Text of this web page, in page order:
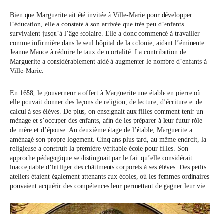
Bien que Marguerite ait été invitée à Ville-Marie pour développer
l’éducation, elle a constaté à son arrivée que très peu d’enfants
survivaient jusqu’à l’âge scolaire. Elle a donc commencé à travailler
comme infirmière dans le seul hôpital de la colonie, aidant l’éminente
Jeanne Mance à réduire le taux de mortalité. La contribution de
Marguerite a considérablement aidé à augmenter le nombre d’enfants à
Ville-Marie.
En 1658, le gouverneur a offert à Marguerite une étable en pierre où
elle pouvait donner des leçons de religion, de lecture, d’écriture et de
calcul à ses élèves. De plus, on enseignait aux filles comment tenir un
ménage et s’occuper des enfants, afin de les préparer à leur futur rôle
de mère et d’épouse. Au deuxième étage de l’étable, Marguerite a
aménagé son propre logement. Cinq ans plus tard, au même endroit, la
religieuse a construit la première véritable école pour filles. Son
approche pédagogique se distinguait par le fait qu’elle considérait
inacceptable d’infliger des châtiments corporels à ses élèves. Des petits
ateliers étaient également attenants aux écoles, où les femmes ordinaires
pouvaient acquérir des compétences leur permettant de gagner leur vie.